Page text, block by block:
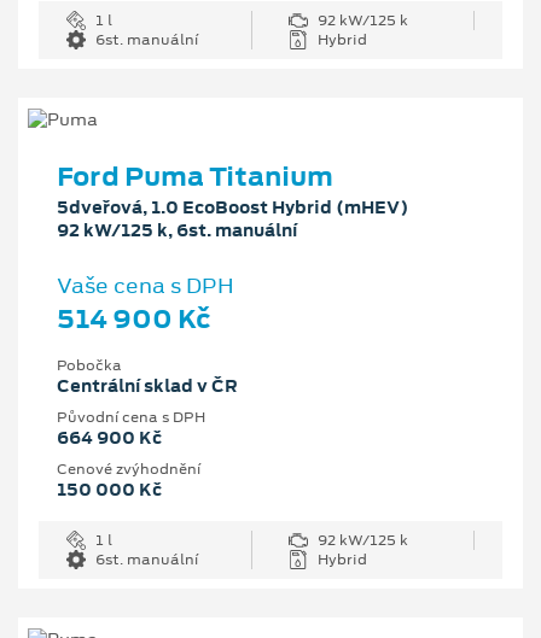
1 l
92 kW/125 k
6st. manuální
Hybrid
Ford Puma Titanium
5dveřová, 1.0 EcoBoost Hybrid (mHEV)
92 kW/125 k, 6st. manuální
Vaše cena s DPH
514 900 Kč
Pobočka
Centrální sklad v ČR
Původní cena s DPH
664 900 Kč
Cenové zvýhodnění
150 000 Kč
1 l
92 kW/125 k
6st. manuální
Hybrid